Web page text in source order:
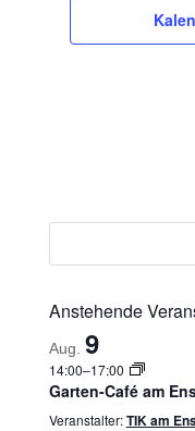
Anstehende
Aug. 9
14:00–17:00
Garten-Café am
Veranstalter:TIK am